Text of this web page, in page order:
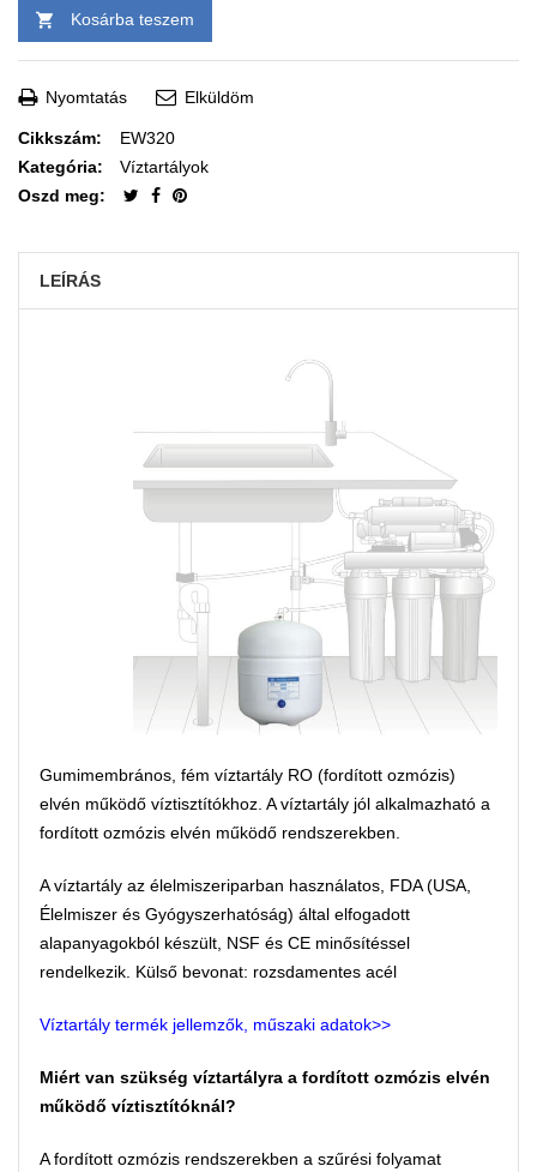
Kosárba teszem
Nyomtatás Elküldöm
Cikkszám:
EW320
Kategória:
Víztartályok
Oszd meg:
LEÍRÁS
Gumimembrános, fém víztartály RO (fordított ozmózis)
elvén működő víztisztítókhoz. A víztartály jól alkalmazható a
fordított ozmózis elvén működő rendszerekben.
A víztartály az élelmiszeriparban használatos, FDA (USA,
Élelmiszer és Gyógyszerhatóság) által elfogadott
alapanyagokból készült, NSF és CE minősítéssel
rendelkezik. Külső bevonat: rozsdamentes acél
Víztartály termék jellemzők, műszaki adatok>>
Miért van szükség víztartályra a fordított ozmózis elvén
működő víztisztítóknál?
A fordított ozmózis rendszerekben a szűrési folyamat